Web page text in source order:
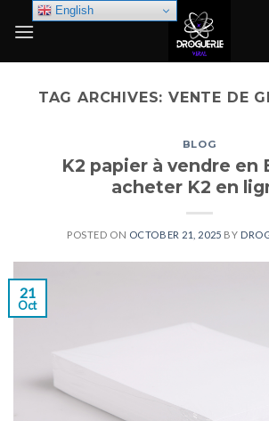
TAG ARCHIVES:VENTE DE
BLOG
K2 papier à vendre en
acheter K2 en
POSTED ON OCTOBER 21, 2025 BY
21
Oct
English